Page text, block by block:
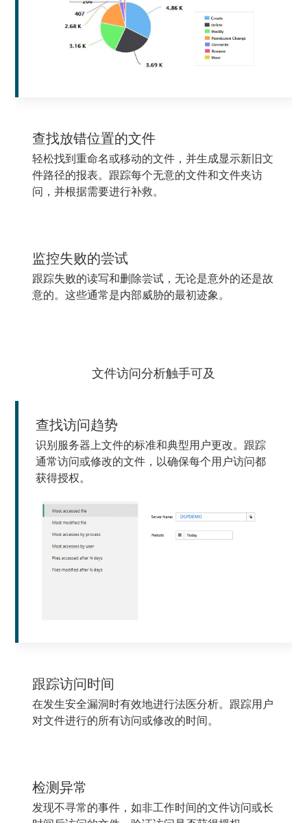
查找放错位置的文件
轻松找到重命名或移动的文件，并生成显示新旧文
件路径的报表。跟踪每个无意的文件和文件夹访
问，并根据需要进行补救。
监控失败的尝试
跟踪失败的读写和删除尝试，无论是意外的还是故
意的。这些通常是内部威胁的最初迹象。
文件访问分析触手可及
查找访问趋势
识别服务器上文件的标准和典型用户更改。跟踪
通常访问或修改的文件，以确保每个用户访问都
获得授权。
跟踪访问时间
在发生安全漏洞时有效地进行法医分析。跟踪用户
对文件进行的所有访问或修改的时间。
检测异常
发现不寻常的事件，如非工作时间的文件访问或长